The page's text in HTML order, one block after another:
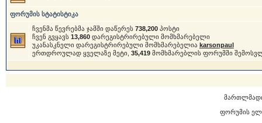
ფორუმის სტატისტიკა
ჩვენმა წევრებმა ჯამში დაწერეს 738,200პოსტი
ჩვენ გვყავს 13,860დარეგისტრირებული მომხმარებელი
უკანასკნელი დარეგისტრირებული მომხმარებელია karsonpaul
ერთდროულად ყველაზე მეტი, 35,419მომხმარებლის ფორუმში
ფორუმის